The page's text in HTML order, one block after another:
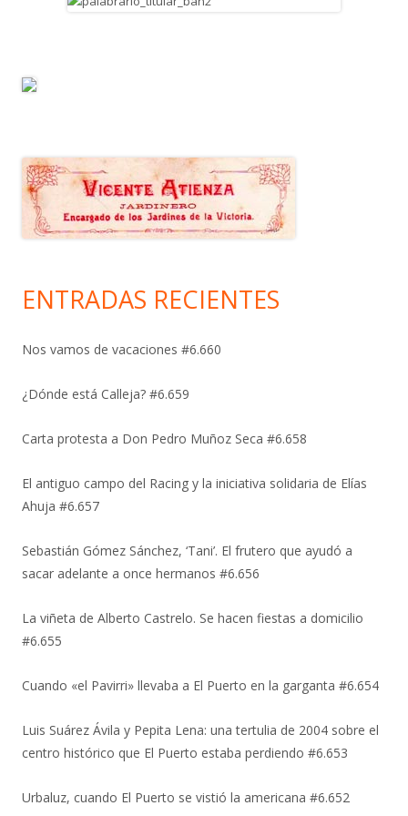
ENTRADAS RECIENTES
Nos vamos de vacaciones #6.660
¿Dónde está Calleja? #6.659
Carta protesta a Don Pedro Muñoz Seca #6.658
El antiguo campo del Racing y la iniciativa solidaria de Elías
Ahuja #6.657
Sebastián Gómez Sánchez, ‘Tani’. El frutero que ayudó a
sacar adelante a once hermanos #6.656
La viñeta de Alberto Castrelo. Se hacen fiestas a domicilio
#6.655
Cuando «el Pavirri» llevaba a El Puerto en la garganta #6.654
Luis Suárez Ávila y Pepita Lena: una tertulia de 2004 sobre el
centro histórico que El Puerto estaba perdiendo #6.653
Urbaluz, cuando El Puerto se vistió la americana #6.652